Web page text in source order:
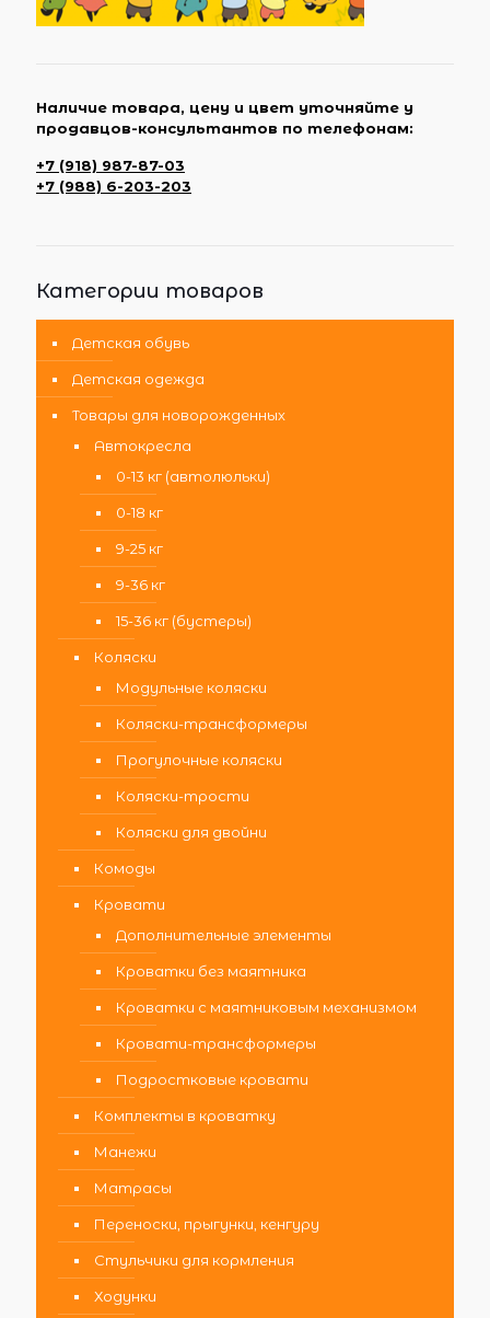
Наличие товара, цену и цвет уточняйте у
продавцов-консультантов по телефонам:
+7 (918) 987-87-03
+7 (988) 6-203-203
Категории товаров
Детская обувь
Детская одежда
Товары для новорожденных
Автокресла
0-13 кг (автолюльки)
0-18 кг
9-25 кг
9-36 кг
15-36 кг (бустеры)
Коляски
Модульные коляски
Коляски-трансформеры
Прогулочные коляски
Коляски-трости
Коляски для двойни
Комоды
Кровати
Дополнительные элементы
Кроватки без маятника
Кроватки с маятниковым механизмом
Кровати-трансформеры
Подростковые кровати
Комплекты в кроватку
Манежи
Матрасы
Переноски, прыгунки, кенгуру
Стульчики для кормления
Ходунки